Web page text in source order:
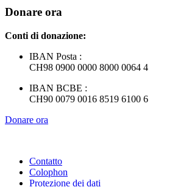
Donare ora
Conti di donazione:
IBAN Posta :
CH98 0900 0000 8000 0064 4
IBAN BCBE :
CH90 0079 0016 8519 6100 6
Donare ora
Contatto
Colophon
Protezione dei dati